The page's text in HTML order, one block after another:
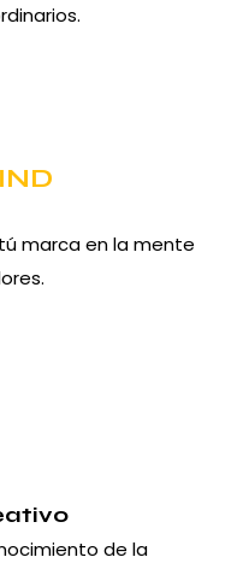
marca en la mente
de la